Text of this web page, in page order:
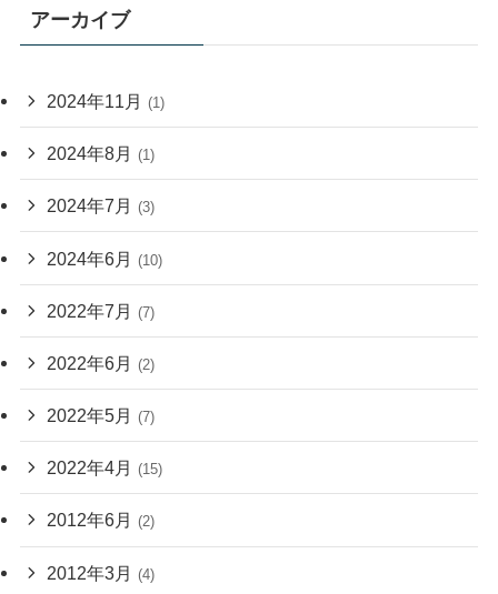
アーカイブ
2024年11月 (1)
2024年8月 (1)
2024年7月 (3)
2024年6月 (10)
2022年7月 (7)
2022年6月 (2)
2022年5月 (7)
2022年4月 (15)
2012年6月 (2)
2012年3月 (4)